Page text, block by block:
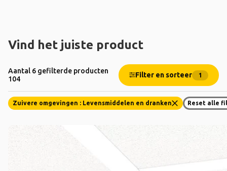
Vind het juiste product
Aantal 6 gefilterde producten
104
Filter en sorteer 1
Zuivere omgevingen : Levensmiddelen en dranken Reset alle